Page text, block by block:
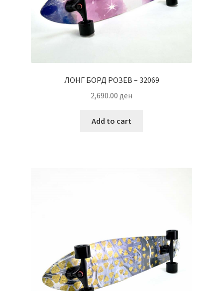
ЛОНГ БОРД РОЗЕВ – 32069
2,690.00 ден
Add to cart